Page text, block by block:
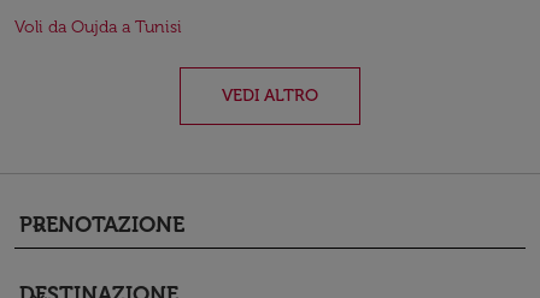
Voli da Oujda a Tunisi
VEDI ALTRO
PRENOTAZIONE
keyboard_arrow_down